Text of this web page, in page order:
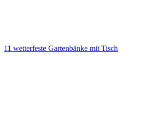
11 wetterfeste Gartenbänke mit Tisch